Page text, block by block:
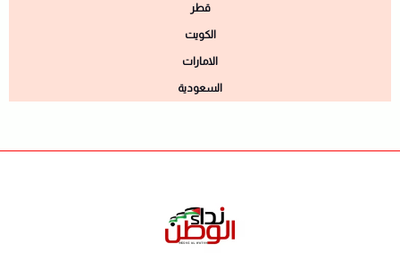
قطر
الكويت
الامارات
السعودية